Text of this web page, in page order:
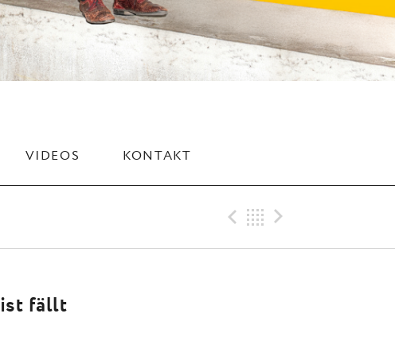
VIDEOS KONTAKT
Previous
Back
fällt